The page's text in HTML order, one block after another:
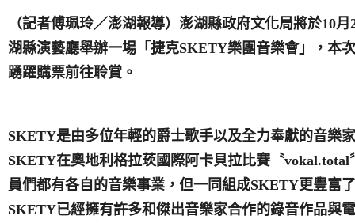
（記者傅珮玲／澎湖報導）澎湖縣政府文化局將於10月
湖縣演藝廳舉辦一場「捷克SKETY樂團音樂會」，本
踴躍購票前往聆賞。
SKETY是由多位年輕的爵士歌手以及全力奉獻的音樂
SKETY在奧地利格拉莰國際阿卡貝拉比賽〝vokal.total
員們都有各自的音樂事業，但一同組成SKETY更豐富
SKETY已經擁有許多和傑出音樂家合作的錄音作品與